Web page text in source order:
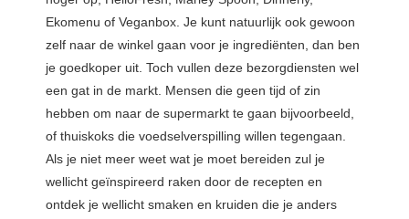
Ekomenu of Veganbox. Je kunt natuurlijk ook gewoon
zelf naar de winkel gaan voor je ingrediënten, dan ben
je goedkoper uit. Toch vullen deze bezorgdiensten wel
een gat in de markt. Mensen die geen tijd of zin
hebben om naar de supermarkt te gaan bijvoorbeeld,
of thuiskoks die voedselverspilling willen tegengaan.
Als je niet meer weet wat je moet bereiden zul je
wellicht geïnspireerd raken door de recepten en
ontdek je wellicht smaken en kruiden die je anders